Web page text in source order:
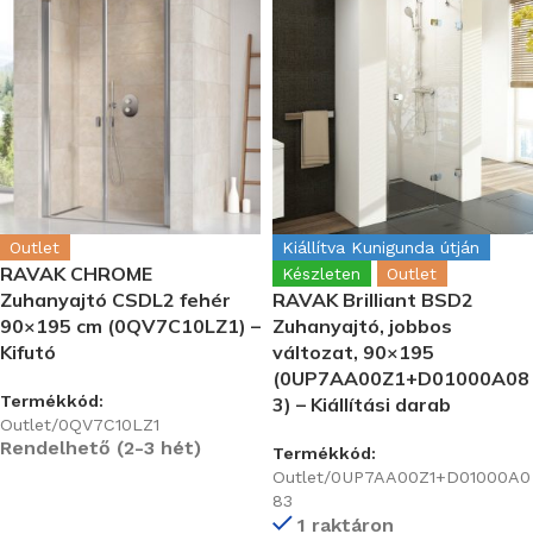
Outlet
RAVAK CHROME
Zuhanyajtó CSDL2 fehér
90×195 cm (0QV7C10LZ1) –
Kifutó
Termékkód:
Outlet/0QV7C10LZ1
Rendelhető (2-3 hét)
Kiállítva Kunigunda útján
Készleten
Outlet
RAVAK Brilliant BSD2
Zuhanyajtó, jobbos
változat, 90×195
(0UP7AA00Z1+D01000A08
3) – Kiállítási darab
Termékkód:
Outlet/0UP7AA00Z1+D01000A0
83
1 raktáron